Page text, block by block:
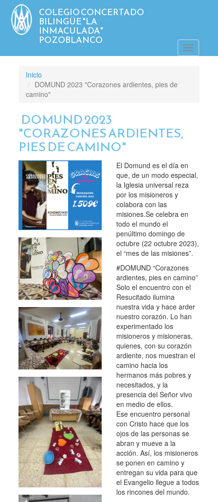
Pasar
contenido
principal
COLEGIO CONCERTADO
BILINGÜE "LA
INMACULADA"
POZOBLANCO
Toggle
Inicio
DOMUND 2023 "Corazones ardientes, pies de
camino"
DOMUND 2023
"CORAZONES ARDIENTES,
PIES DE CAMINO"
El Domund es el día en
que, de un modo especial,
la Iglesia universal reza
por los misioneros y
colabora con las
misiones.Se celebra en
todo el mundo el
penúltimo domingo de
octubre (22 octubre 2023),
el “mes de las misiones”.
#DOMUND “Corazones
ardientes, pies en camino”
Solo el encuentro con el
Resucitado ilumina
nuestra vida y hace arder
nuestro corazón. Lo han
experimentado los
misioneros y misioneras,
quienes, con su corazón
ardiente, nos muestran el
camino hacia los
hermanos más pobres y
necesitados, y la
presencia del Señor vivo
en medio de ellos.
Ese encuentro personal
con Cristo hace que los
ojos de las personas se
abran y mueve a la
acción. Así, los misioneros
se ponen en camino y
entregan su vida para que
el Evangelio llegue a todos
los rincones del mundo.